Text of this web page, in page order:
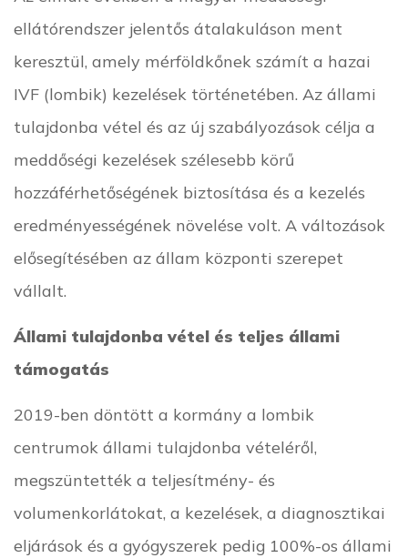
ellátórendszer jelentős átalakuláson ment
keresztül, amely mérföldkőnek számít a hazai
IVF (lombik) kezelések történetében. Az állami
tulajdonba vétel és az új szabályozások célja a
meddőségi kezelések szélesebb körű
hozzáférhetőségének biztosítása és a kezelés
eredményességének növelése volt. A változások
elősegítésében az állam központi szerepet
vállalt.
Állami tulajdonba vétel és teljes állami
támogatás
2019-ben döntött a kormány a lombik
centrumok állami tulajdonba vételéről,
megszüntették a teljesítmény- és
volumenkorlátokat, a kezelések, a diagnosztikai
eljárások és a gyógyszerek pedig 100%-os állami